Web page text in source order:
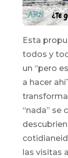
Esta
todos y
un “pero
a hacer
“nada” se
las visitas